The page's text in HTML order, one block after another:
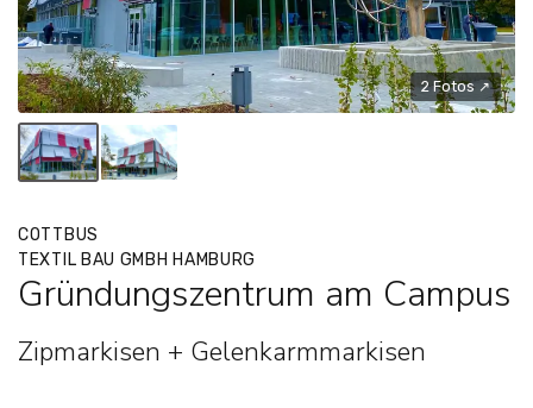
2 Fotos ↗
COTTBUS
TEXTIL BAU GMBH HAMBURG
Gründungszentrum am Campus
Zipmarkisen + Gelenkarmmarkisen